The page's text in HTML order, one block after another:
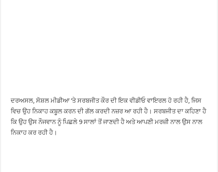
ਦਰਅਸਲ, ਸੋਸ਼ਲ ਮੀਡੀਆ ‘ਤੇ ਸਰਬਜੀਤ ਕੌਰ ਦੀ ਇਕ ਵੀਡੀਓ ਵਾਇਰਲ ਹੋ ਰਹੀ ਹੈ, ਜਿਸ
ਵਿਚ ਉਹ ਨਿਕਾਹ ਕਬੂਲ ਕਰਨ ਦੀ ਗੱਲ ਕਰਦੀ ਨਜ਼ਰ ਆ ਰਹੀ ਹੈ। ਸਰਬਜੀਤ ਦਾ ਕਹਿਣਾ ਹੈ
ਕਿ ਉਹ ਉਸ ਨੌਜਵਾਨ ਨੂੰ ਪਿਛਲੇ 9 ਸਾਲਾਂ ਤੋਂ ਜਾਣਦੀ ਹੈ ਅਤੇ ਆਪਣੀ ਮਰਜ਼ੀ ਨਾਲ ਉਸ ਨਾਲ
ਨਿਕਾਹ ਕਰ ਰਹੀ ਹੈ।